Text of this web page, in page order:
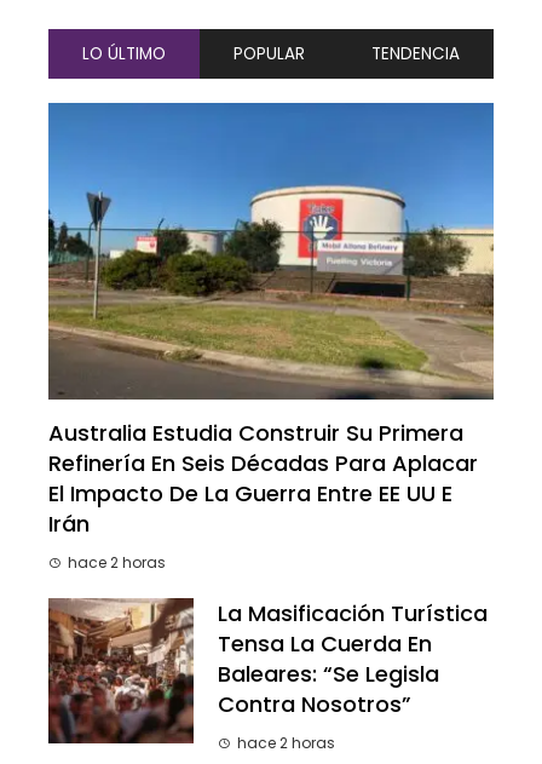
LO ÚLTIMO POPULAR TENDENCIA
Australia Estudia Construir Su Primera
Refinería En Seis Décadas Para Aplacar
El Impacto De La Guerra Entre EE UU E
Irán
hace 2 horas
La Masificación Turística
Tensa La Cuerda En
Baleares: “Se Legisla
Contra Nosotros”
hace 2 horas